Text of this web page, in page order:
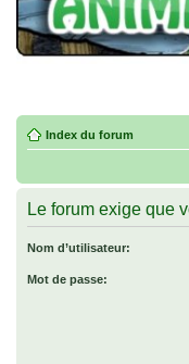
Index du forum
Le forum exige que
Nom d’utilisateur:
Mot de passe: